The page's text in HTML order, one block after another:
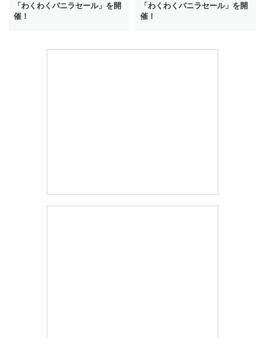
「わくわくバニラセール」を開
催！
「わくわくバニラセール」を開
催！